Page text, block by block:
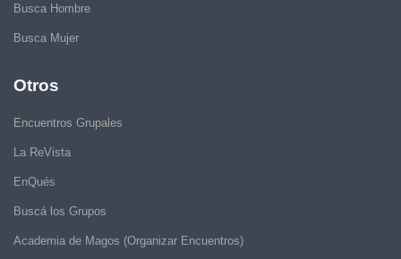
Busca Hombre
Busca Mujer
Otros
Encuentros Grupales
La ReVista
EnQués
Buscá los Grupos
Academia de Magos (Organizar Encuentros)